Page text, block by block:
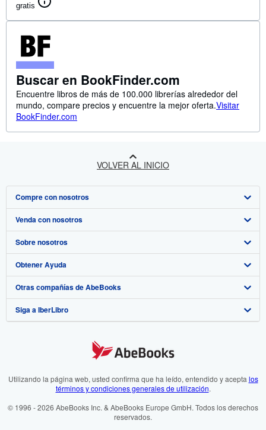
gratis
Buscar en BookFinder.com
Encuentre libros de más de 100.000 librerías alrededor del
mundo, compare precios y encuentre la mejor oferta.Visitar
BookFinder.com
VOLVER AL INICIO
Compre con nosotros
Búsqueda avanzada
Colecciones
Mi cuenta
Mis pedidos
Ver carrito
Venda con nosotros
Comenzar a vender
Únase a nuestro programa de afiliados
Recomiende un vendedor
Sobre nosotros
Sobre IberLibro
Medios
Empleo
Preferencias de cookies
Aviso de cookies
Obtener Ayuda
Preguntas frecuentes y guías
Atención al Cliente
Otras compañías de AbeBooks
AbeBooks.com
AbeBooks.fr
Siga a IberLibro
Utilizando la página web, usted confirma que ha leído, entendido y aceptalos
términos y condiciones generales de utilización.
© 1996 - 2026 AbeBooks Inc. & AbeBooks Europe GmbH. Todos los derechos
reservados.